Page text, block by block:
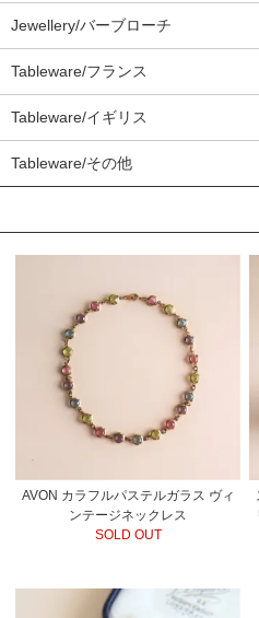
Jewellery/バーブローチ
Tableware/フランス
Tableware/イギリス
Tableware/その他
AVON カラフルパステルガラス ヴィ
ンテージネックレス
SOLD OUT